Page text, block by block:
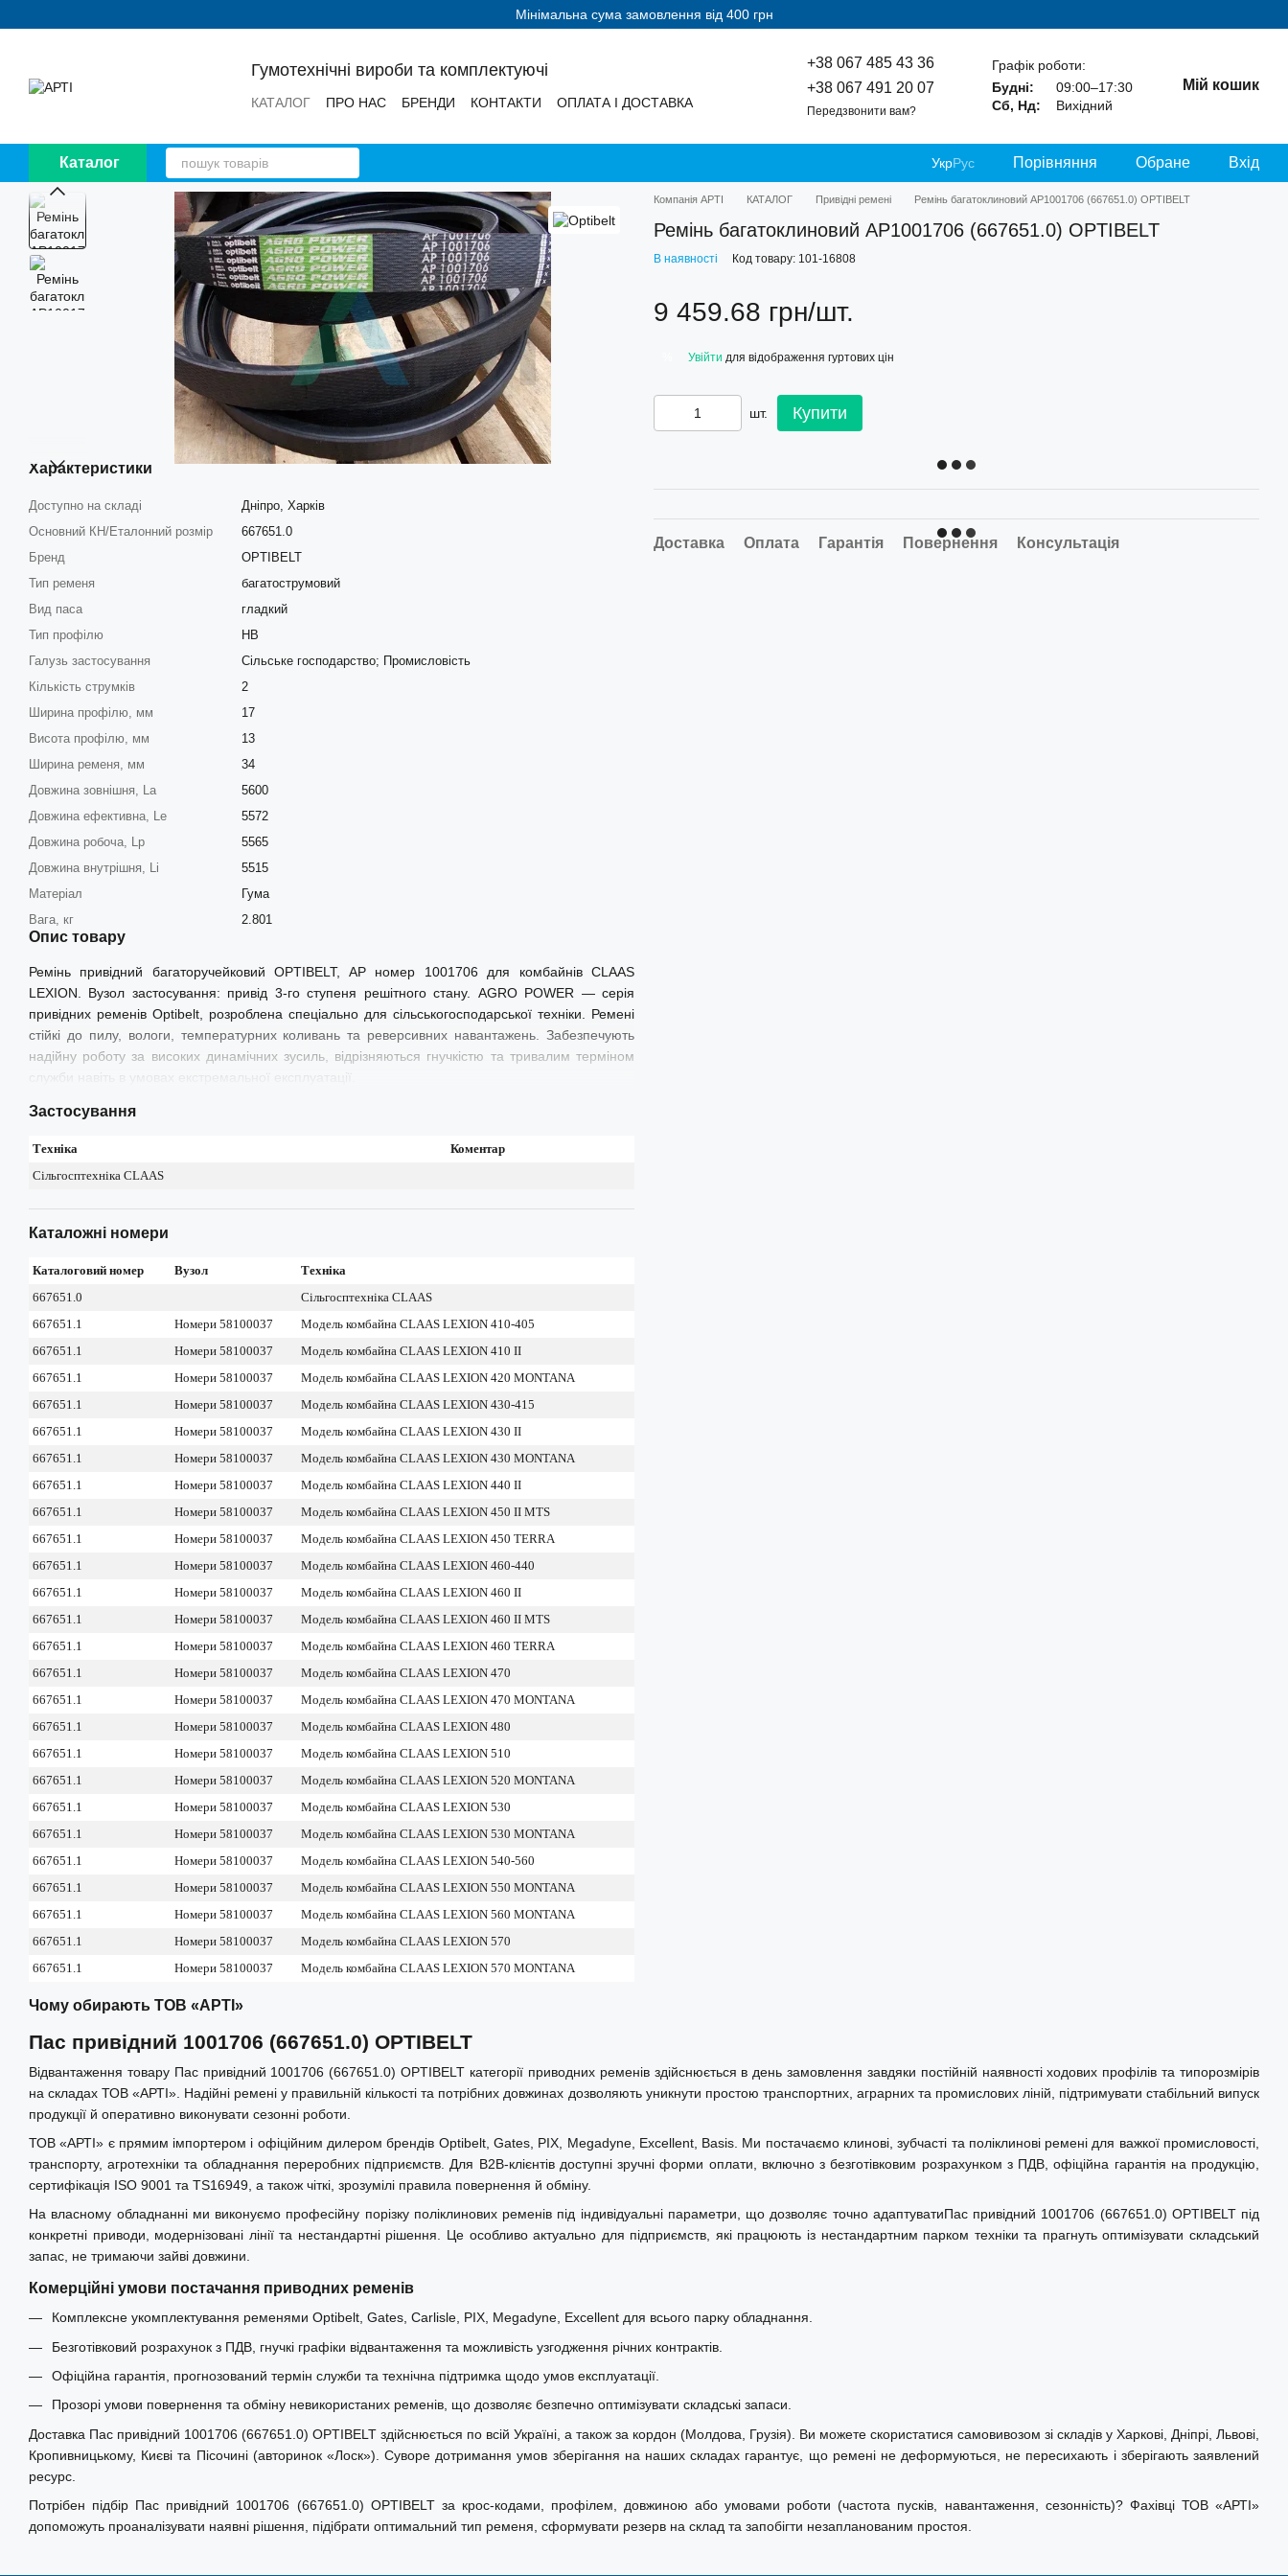
Мінімальна сума замовлення від 400 грн
Гумотехнічні вироби та комплектуючі
КАТАЛОГ ПРО НАС БРЕНДИ КОНТАКТИ
ОПЛАТА І ДОСТАВКА
+38 067 485 43 36
+38 067 491 20 07
Передзвонити вам?
Графік роботи:
Будні:
09:00–17:30
Сб, Нд:
Вихідний
Мій кошик
Каталог УкрРус Порівняння Обране Вхід
Характеристики
Доступно на складі
Дніпро, Харків
Основний КН/Еталонний розмір
667651.0
Бренд
OPTIBELT
Тип ременя
багатострумовий
Вид паса
гладкий
Тип профілю
HB
Галузь застосування
Сільське господарство; Промисловість
Кількість струмків
2
Ширина профілю, мм
17
Висота профілю, мм
13
Ширина ременя, мм
34
Довжина зовнішня, La
5600
Довжина ефективна, Le
5572
Довжина робоча, Lp
5565
Довжина внутрішня, Li
5515
Матеріал
Гума
Вага, кг
2.801
Опис товару
Ремінь привідний багаторучейковий OPTIBELT, AP номер 1001706 для комбайнів CLAAS
LEXION. Вузол застосування: привід 3-го ступеня решітного стану. AGRO POWER — серія
привідних ременів Optibelt, розроблена спеціально для сільськогосподарської техніки. Ремені
стійкі до пилу, вологи, температурних коливань та реверсивних навантажень. Забезпечують
надійну роботу за високих динамічних зусиль, відрізняються гнучкістю та тривалим терміном
служби навіть в умовах екстремальної експлуатації.
Застосування
Техніка
Коментар
Сільгосптехніка CLAAS
Каталожні номери
Каталоговий номер Вузол
Техніка
667651.0
Сільгосптехніка CLAAS
667651.1
Номери 58100037
Модель комбайна CLAAS LEXION 410-405
667651.1
Номери 58100037
Модель комбайна CLAAS LEXION 410 II
667651.1
Номери 58100037
Модель комбайна CLAAS LEXION 420 MONTANA
667651.1
Номери 58100037
Модель комбайна CLAAS LEXION 430-415
667651.1
Номери 58100037
Модель комбайна CLAAS LEXION 430 II
667651.1
Номери 58100037
Модель комбайна CLAAS LEXION 430 MONTANA
667651.1
Номери 58100037
Модель комбайна CLAAS LEXION 440 II
667651.1
Номери 58100037
Модель комбайна CLAAS LEXION 450 II MTS
667651.1
Номери 58100037
Модель комбайна CLAAS LEXION 450 TERRA
667651.1
Номери 58100037
Модель комбайна CLAAS LEXION 460-440
667651.1
Номери 58100037
Модель комбайна CLAAS LEXION 460 II
667651.1
Номери 58100037
Модель комбайна CLAAS LEXION 460 II MTS
667651.1
Номери 58100037
Модель комбайна CLAAS LEXION 460 TERRA
667651.1
Номери 58100037
Модель комбайна CLAAS LEXION 470
667651.1
Номери 58100037
Модель комбайна CLAAS LEXION 470 MONTANA
667651.1
Номери 58100037
Модель комбайна CLAAS LEXION 480
667651.1
Номери 58100037
Модель комбайна CLAAS LEXION 510
667651.1
Номери 58100037
Модель комбайна CLAAS LEXION 520 MONTANA
667651.1
Номери 58100037
Модель комбайна CLAAS LEXION 530
667651.1
Номери 58100037
Модель комбайна CLAAS LEXION 530 MONTANA
667651.1
Номери 58100037
Модель комбайна CLAAS LEXION 540-560
667651.1
Номери 58100037
Модель комбайна CLAAS LEXION 550 MONTANA
667651.1
Номери 58100037
Модель комбайна CLAAS LEXION 560 MONTANA
667651.1
Номери 58100037
Модель комбайна CLAAS LEXION 570
667651.1
Номери 58100037 Модель комбайна CLAAS LEXION 570 MONTANA
Компанія АРТІ КАТАЛОГ Привідні ремені Ремінь багатоклиновий AP1001706 (667651.0) OPTIBELT
Ремінь багатоклиновий AP1001706 (667651.0) OPTIBELT
В наявності Код товару: 101-16808
9 459.68 грн/шт.
Увійти для відображення гуртових цін
шт. Купити
Доставка Оплата Гарантія Повернення Консультація
Чому обирають ТОВ «АРТІ»
Пас привідний 1001706 (667651.0) OPTIBELT
Відвантаження товару Пас привідний 1001706 (667651.0) OPTIBELT категорії приводних ременів здійснюється в день замовлення завдяки постійній наявності ходових профілів та типорозмірів
на складах ТОВ «АРТІ». Надійні ремені у правильній кількості та потрібних довжинах дозволяють уникнути простою транспортних, аграрних та промислових ліній, підтримувати стабільний випуск
продукції й оперативно виконувати сезонні роботи.
ТОВ «АРТІ» є прямим імпортером і офіційним дилером брендів Optibelt, Gates, PIX, Megadyne, Excellent, Basis. Ми постачаємо клинові, зубчасті та поліклинові ремені для важкої промисловості,
транспорту, агротехніки та обладнання переробних підприємств. Для B2B-клієнтів доступні зручні форми оплати, включно з безготівковим розрахунком з ПДВ, офіційна гарантія на продукцію,
сертифікація ISO 9001 та TS16949, а також чіткі, зрозумілі правила повернення й обміну.
На власному обладнанні ми виконуємо професійну порізку поліклинових ременів під індивідуальні параметри, що дозволяє точно адаптуватиПас привідний 1001706 (667651.0) OPTIBELT під
конкретні приводи, модернізовані лінії та нестандартні рішення. Це особливо актуально для підприємств, які працюють із нестандартним парком техніки та прагнуть оптимізувати складський
запас, не тримаючи зайві довжини.
Комерційні умови постачання приводних ременів
Комплексне укомплектування ременями Optibelt, Gates, Carlisle, PIX, Megadyne, Excellent для всього парку обладнання.
Безготівковий розрахунок з ПДВ, гнучкі графіки відвантаження та можливість узгодження річних контрактів.
Офіційна гарантія, прогнозований термін служби та технічна підтримка щодо умов експлуатації.
Прозорі умови повернення та обміну невикористаних ременів, що дозволяє безпечно оптимізувати складські запаси.
Доставка Пас привідний 1001706 (667651.0) OPTIBELT здійснюється по всій Україні, а також за кордон (Молдова, Грузія). Ви можете скористатися самовивозом зі складів у Харкові, Дніпрі, Львові,
Кропивницькому, Києві та Пісочині (авторинок «Лоск»). Суворе дотримання умов зберігання на наших складах гарантує, що ремені не деформуються, не пересихають і зберігають заявлений
ресурс.
Потрібен підбір Пас привідний 1001706 (667651.0) OPTIBELT за крос-кодами, профілем, довжиною або умовами роботи (частота пусків, навантаження, сезонність)? Фахівці ТОВ «АРТІ»
допоможуть проаналізувати наявні рішення, підібрати оптимальний тип ременя, сформувати резерв на склад та запобігти незапланованим простоя.